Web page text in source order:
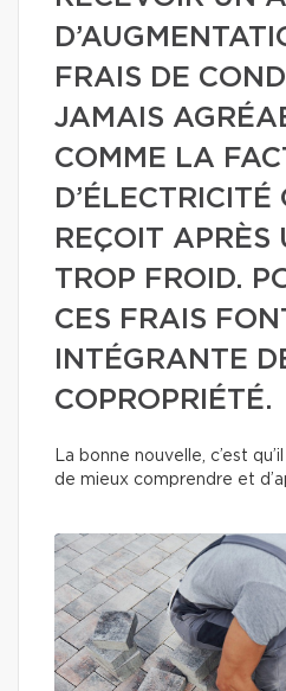
FRAIS DE
JAMAIS
COMME LA
D’ÉLECTRICITÉ
REÇOIT APRÈS
TROP FROID.
CES FRAIS
INTÉGRANTE
COPROPRIÉTÉ.
La bonne nouvelle, c’est
de mieux comprendre et